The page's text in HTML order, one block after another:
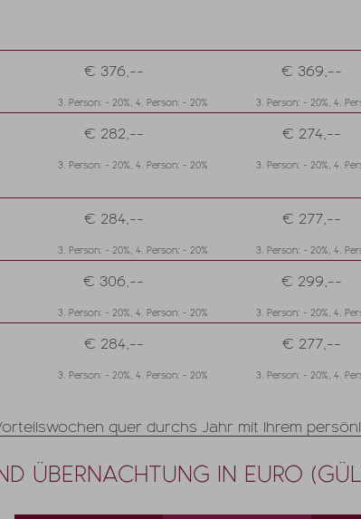
€ 376,--
3. Person: - 20%, 4. Person: - 20%
€ 369,--
3. Person: - 20%, 4.
€ 282,--
3. Person: - 20%, 4. Person: - 20%
€ 274,--
3. Person: - 20%, 4.
€ 284,--
3. Person: - 20%, 4. Person: - 20%
€ 277,--
3. Person: - 20%, 4.
€ 306,--
3. Person: - 20%, 4. Person: - 20%
€ 299,--
3. Person: - 20%, 4.
€ 284,--
3. Person: - 20%, 4. Person: - 20%
€ 277,--
3. Person: - 20%, 4.
quer durchs Jahr mit Ihrem
ÜBERNACHTUNG IN EURO